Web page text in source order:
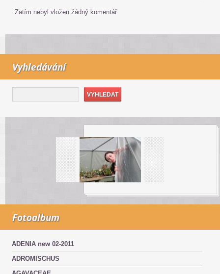
Zatím nebyl vložen žádný komentář
Vyhledávání
Fotoalbum
ADENIA new 02-2011
ADROMISCHUS